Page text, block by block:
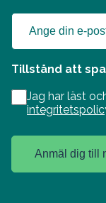
Tillstånd att
Jag har läst
Anmäl dig till